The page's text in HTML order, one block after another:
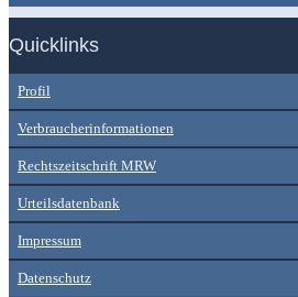
Quicklinks
Profil
Verbraucherinformationen
Rechtszeitschrift MRW
Urteilsdatenbank
Impressum
Datenschutz